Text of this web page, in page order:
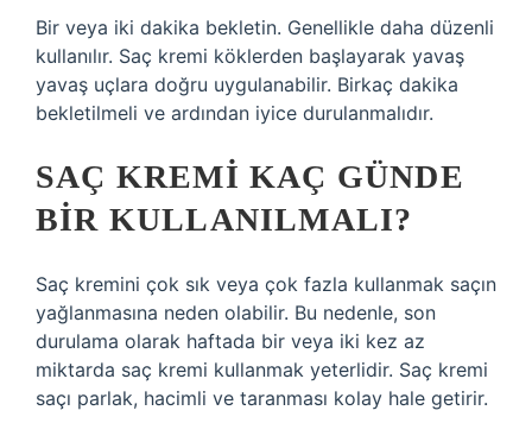
Bir veya iki dakika bekletin. Genellikle daha düzenli
kullanılır. Saç kremi köklerden başlayarak yavaş
yavaş uçlara doğru uygulanabilir. Birkaç dakika
bekletilmeli ve ardından iyice durulanmalıdır.
SAÇ KREMI KAÇ GÜNDE
BIR KULLANILMALI?
Saç kremini çok sık veya çok fazla kullanmak saçın
yağlanmasına neden olabilir. Bu nedenle, son
durulama olarak haftada bir veya iki kez az
miktarda saç kremi kullanmak yeterlidir. Saç kremi
saçı parlak, hacimli ve taranması kolay hale getirir.